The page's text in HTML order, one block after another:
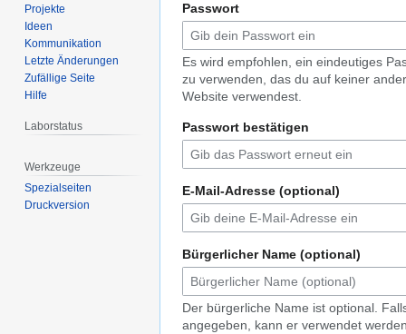
Passwort
Es wird empfohlen, ein eindeutiges
zu verwenden, das du auf keiner
Website verwendest.
Passwort bestätigen
E-Mail-Adresse (optional)
Bürgerlicher Name (optional)
Der bürgerliche Name ist optional.
angegeben, kann er verwendet
Projekte
Ideen
Kommunikation
Letzte Änderungen
Zufällige Seite
Hilfe
Laborstatus
Werkzeuge
Spezialseiten
Druckversion